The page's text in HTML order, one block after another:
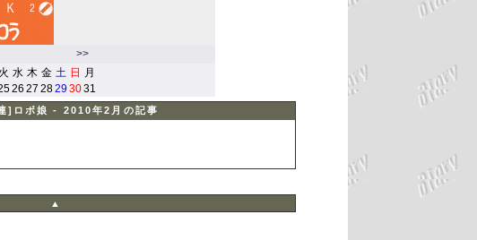
>>
火 水 木 金 土 日
月
26 27 2829 3031
]ロボ娘 - 2010年2月の記事
▲